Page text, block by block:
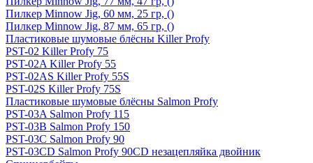
Пилкер Minnow Jig, 60 мм, 25 гр, ()
Пилкер Minnow Jig, 87 мм, 65 гр, ()
Пластиковые шумовые блёсны Killer Profy
PST-02 Killer Profy 75
PST-02A Killer Profy 55
PST-02AS Killer Profy 55S
PST-02S Killer Profy 75S
Пластиковые шумовые блёсны Salmon Profy
PST-03A Salmon Profy 115
PST-03B Salmon Profy 150
PST-03C Salmon Profy 90
PST-03CD Salmon Profy 90CD незацепляйка двойник